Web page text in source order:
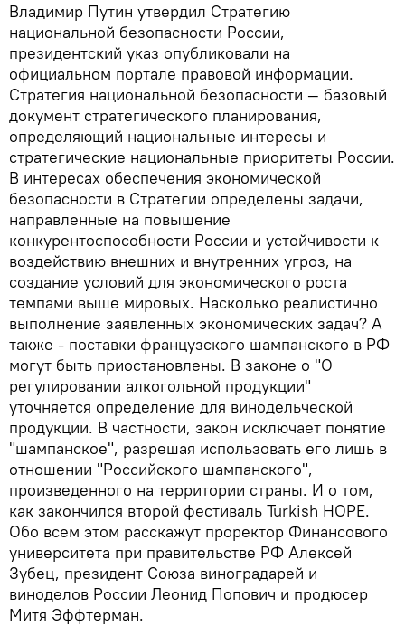
Владимир Путин утвердил Стратегию
национальной безопасности России,
президентский указ опубликовали на
официальном портале правовой информации.
Стратегия национальной безопасности — базовый
документ стратегического планирования,
определяющий национальные интересы и
стратегические национальные приоритеты России.
В интересах обеспечения экономической
безопасности в Стратегии определены задачи,
направленные на повышение
конкурентоспособности России и устойчивости к
воздействию внешних и внутренних угроз, на
создание условий для экономического роста
темпами выше мировых. Насколько реалистично
выполнение заявленных экономических задач? А
также - поставки французского шампанского в РФ
могут быть приостановлены. В законе о "О
регулировании алкогольной продукции"
уточняется определение для винодельческой
продукции. В частности, закон исключает понятие
"шампанское", разрешая использовать его лишь в
отношении "Российского шампанского",
произведенного на территории страны. И о том,
как закончился второй фестиваль Turkish HOPE.
Обо всем этом расскажут проректор Финансового
университета при правительстве РФ Алексей
Зубец, президент Союза виноградарей и
виноделов России Леонид Попович и продюсер
Митя Эффтерман.